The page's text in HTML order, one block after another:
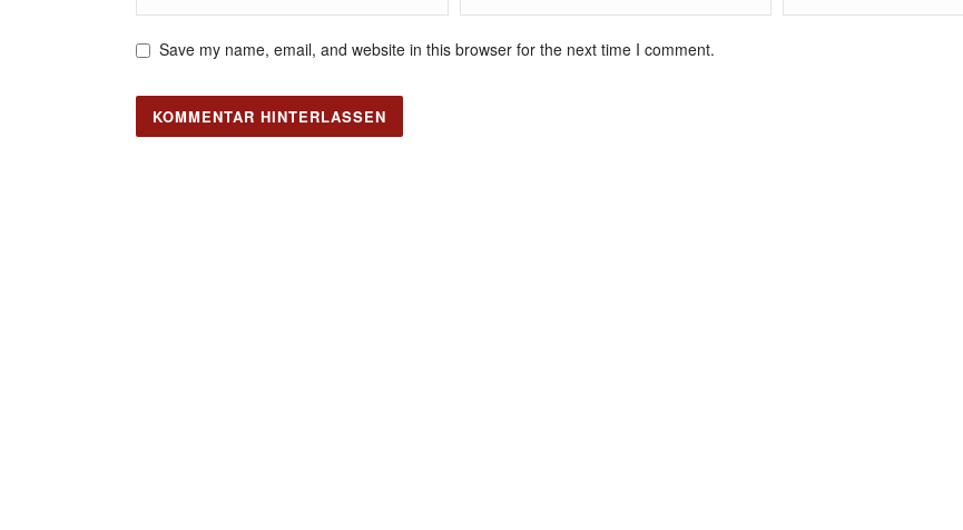
Save my name, email, and website in this browser for the next time I comment.